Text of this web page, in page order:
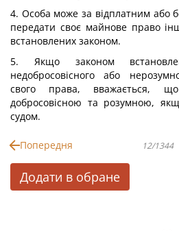
4. Особа може за відплатним або
передати своє майнове право
встановлених законом.
5. Якщо законом
недобросовісного або
свого права, вважається,
добросовісною та розумною,
судом.
Попередня 12/1344
Додати в обране